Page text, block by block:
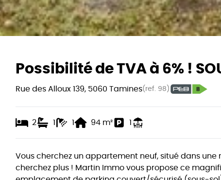
Possibilité de TVA à 6% !
Rue des Alloux 139, 5060 Tamines(ref. 98)
2 1 1 94 m² 1
Vous cherchez un appartement neuf, situé dans
cherchez plus ! Martin Immo vous propose ce